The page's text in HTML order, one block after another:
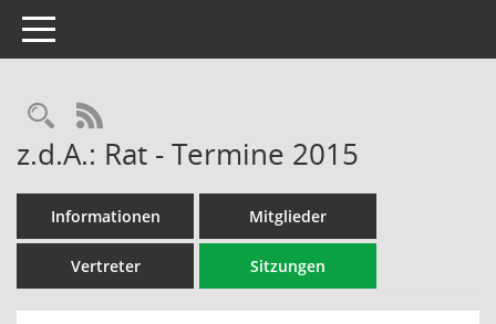
Toggle navigation
Rechercheauswahl
RSS-Feed
z.d.A.: Rat - Termine 2015
Informationen Mitglieder
Vertreter Sitzungen